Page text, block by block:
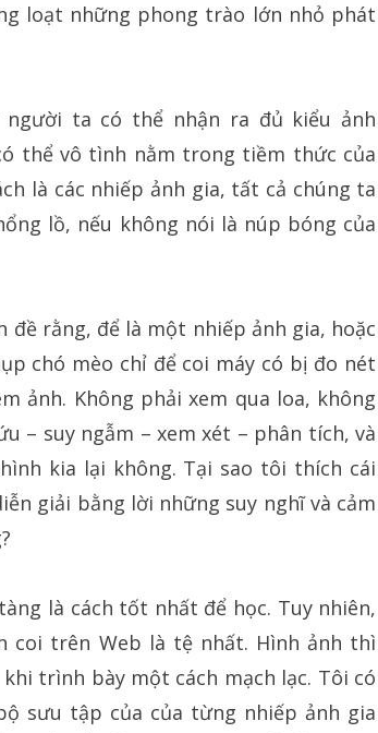
loạt những phong trào lớn nhỏ phát
ta có thể nhận ra đủ kiểu ảnh
thể vô tình nằm trong tiềm thức của
là các nhiếp ảnh gia, tất cả chúng ta
lồ, nếu không nói là núp bóng của
đề rằng, để là một nhiếp ảnh gia, hoặc
chó mèo chỉ để coi máy có bị đo nét
ảnh. Không phải xem qua loa, không
– suy ngẫm – xem xét – phân tích, và
kia lại không. Tại sao tôi thích cái
giải bằng lời những suy nghĩ và cảm
là cách tốt nhất để học. Tuy nhiên,
coi trên Web là tệ nhất. Hình ảnh thì
trình bày một cách mạch lạc. Tôi có
sưu tập của của từng nhiếp ảnh gia